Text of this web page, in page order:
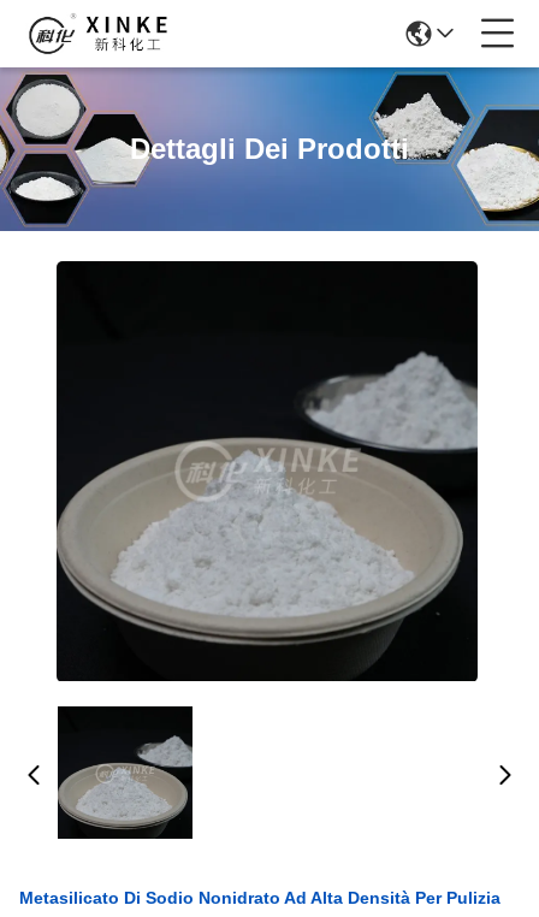
Dettagli Dei Prodotti
Metasilicato Di Sodio Nonidrato Ad Alta Densità Per Pulizia